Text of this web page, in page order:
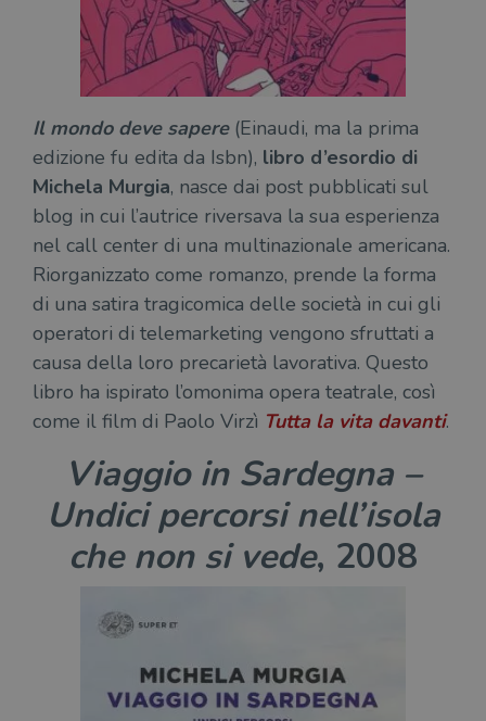
Il mondo deve sapere(Einaudi, ma la prima
edizione fu edita da Isbn), libro d’esordio di
Michela Murgia, nasce dai post pubblicati sul
blog in cui l’autrice riversava la sua esperienza
nel call center di una multinazionale americana.
Riorganizzato come romanzo, prende la forma
di una satira tragicomica delle società in cui gli
operatori di telemarketing vengono sfruttati a
causa della loro precarietà lavorativa. Questo
libro ha ispirato l’omonima opera teatrale, così
come il film di Paolo Virzì Tutta la vita davanti.
Viaggio in Sardegna –
Undici percorsi nell’isola
che non si vede, 2008